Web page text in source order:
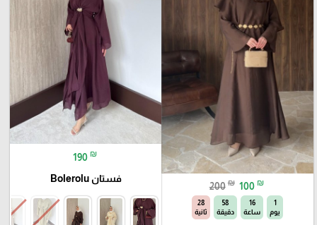
200 ₪ 100 ₪
1
يوم
16
ساعة
58
دقيقة
27
ثانية
190 ₪
فستان Bolerolu